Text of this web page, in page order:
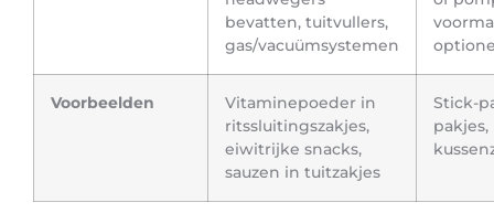
bevatten, tuitvullers,
gas/vacuümsystemen
Voorbeelden
Vitaminepoeder in
ritssluitingszakjes,
eiwitrijke snacks,
sauzen in tuitzakjes
Stick-